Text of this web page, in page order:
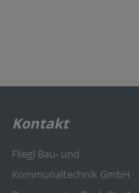
Kontakt
Fliegl Bau- und
Kommunaltechnik GmbH